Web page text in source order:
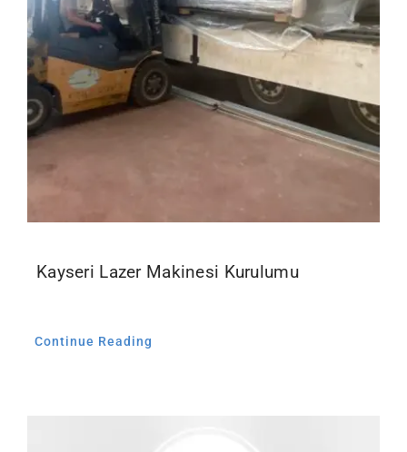
Kayseri Lazer Makinesi Kurulumu
Continue Reading